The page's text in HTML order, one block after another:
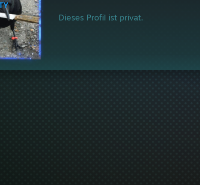
Dieses Profil ist privat.